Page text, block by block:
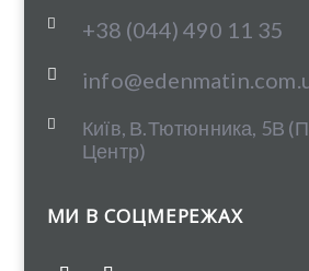
 +38 (044) 490 11 35


Київ, В.Тютюнника, 5В
Центр)
МИ В СОЦМЕРЕЖАХ